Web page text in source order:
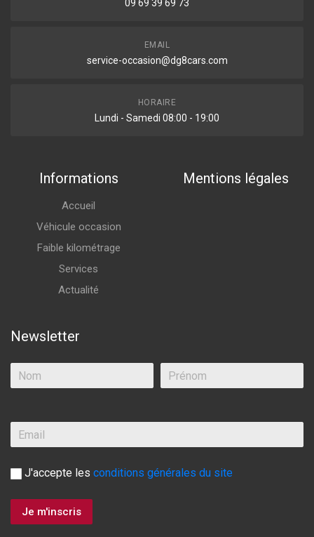
09 69 39 69 73
EMAIL
service-occasion@dg8cars.com
HORAIRE
Lundi - Samedi 08:00 - 19:00
Informations
Accueil
Véhicule occasion
Faible kilométrage
Services
Actualité
Mentions légales
Newsletter
J'accepte les conditions générales du site